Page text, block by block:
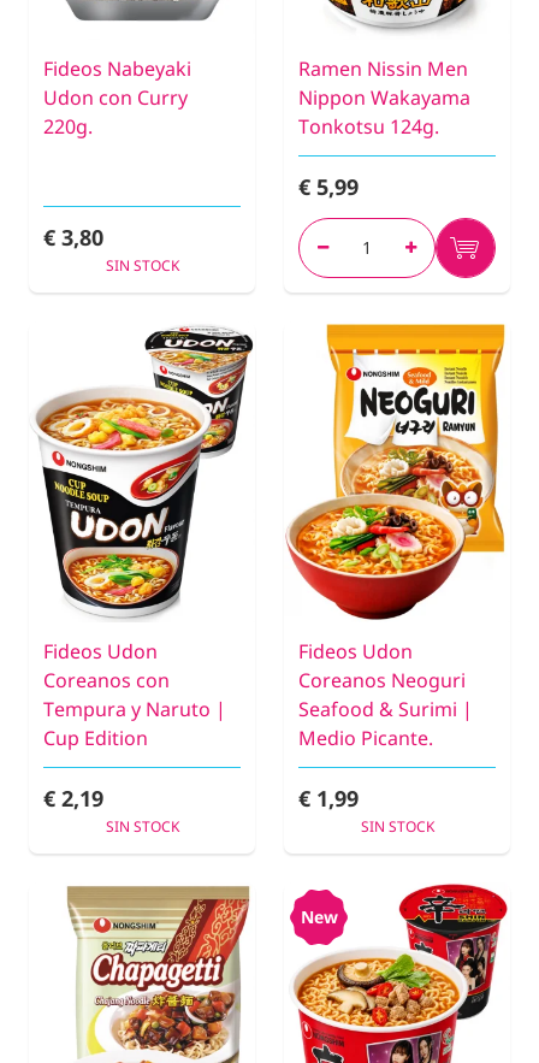
Fideos Nabeyaki
Udon con Curry
220g.
€ 3,80
SIN STOCK
Ramen Nissin Men
Nippon Wakayama
Tonkotsu 124g.
€ 5,99
Fideos Udon
Coreanos con
Tempura y Naruto |
Cup Edition
€ 2,19
SIN STOCK
Fideos Udon
Coreanos Neoguri
Seafood & Surimi |
Medio Picante.
€ 1,99
SIN STOCK
New